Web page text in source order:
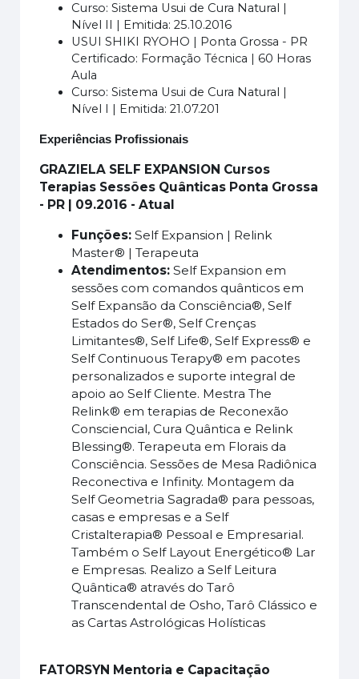
Curso: Sistema Usui de Cura Natural |
Nível II | Emitida: 25.10.2016
USUI SHIKI RYOHO | Ponta Grossa - PR
Certificado: Formação Técnica | 60 Horas
Aula
Curso: Sistema Usui de Cura Natural |
Nível I | Emitida: 21.07.201
Experiências Profissionais
GRAZIELA SELF EXPANSION Cursos
Terapias Sessões Quânticas Ponta Grossa
- PR | 09.2016 - Atual
Funções:Self Expansion | Relink
Master® | Terapeuta
Atendimentos:Self Expansion em
sessões com comandos quânticos em
Self Expansão da Consciência®, Self
Estados do Ser®, Self Crenças
Limitantes®, Self Life®, Self Express® e
Self Continuous Terapy® em pacotes
personalizados e suporte integral de
apoio ao Self Cliente. Mestra The
Relink® em terapias de Reconexão
Consciencial, Cura Quântica e Relink
Blessing®. Terapeuta em Florais da
Consciência. Sessões de Mesa Radiônica
Reconectiva e Infinity. Montagem da
Self Geometria Sagrada® para pessoas,
casas e empresas e a Self
Cristalterapia® Pessoal e Empresarial.
Também o Self Layout Energético® Lar
e Empresas. Realizo a Self Leitura
Quântica® através do Tarô
Transcendental de Osho, Tarô Clássico e
as Cartas Astrológicas Holísticas
FATORSYN Mentoria e Capacitação